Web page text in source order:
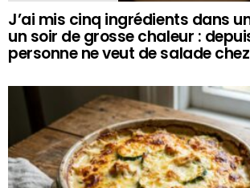
J’ai mis cinq ingrédients dans
un soir de grosse chaleur :
personne ne veut de salade